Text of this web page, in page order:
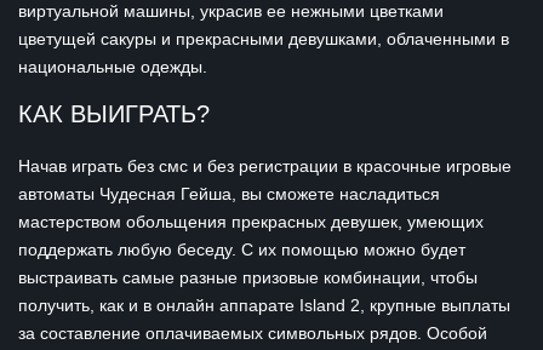
виртуальной машины, украсив ее нежными цветками
цветущей сакуры и прекрасными девушками, облаченными в
национальные одежды.
КАК ВЫИГРАТЬ?
Начав играть без смс и без регистрации в красочные игровые
автоматы Чудесная Гейша, вы сможете насладиться
мастерством обольщения прекрасных девушек, умеющих
поддержать любую беседу. С их помощью можно будет
выстраивать самые разные призовые комбинации, чтобы
получить, как и в онлайн аппарате Island 2, крупные выплаты
за составление оплачиваемых символьных рядов. Особой